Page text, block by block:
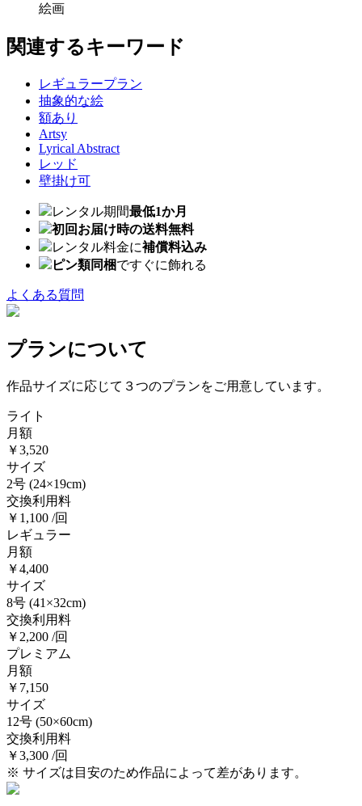
絵画
関連するキーワード
レギュラープラン
抽象的な絵
額あり
Artsy
Lyrical Abstract
レッド
壁掛け可
レンタル期間最低1か月
初回お届け時の送料無料
レンタル料金に補償料込み
ピン類同梱ですぐに飾れる
よくある質問
プランについて
作品サイズに応じて３つのプランをご用意しています。
ライト
月額
￥3,520
サイズ
2号 (24×19cm)
交換利用料
￥1,100 /回
レギュラー
月額
￥4,400
サイズ
8号 (41×32cm)
交換利用料
￥2,200 /回
プレミアム
月額
￥7,150
サイズ
12号 (50×60cm)
交換利用料
￥3,300 /回
※ サイズは目安のため作品によって差があります。